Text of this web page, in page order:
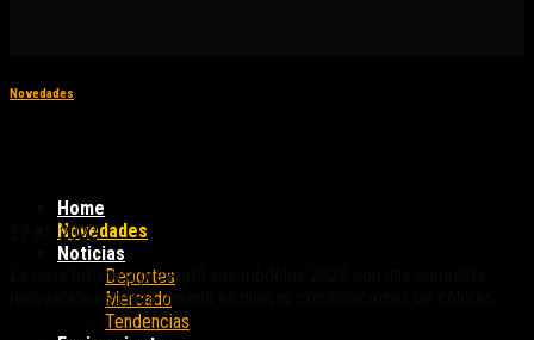
Home
Novedades
Noticias
Deportes
Mercado
Tendencias
Novedades
27-05-2022
La casa británica presentó sus modelos 2023 con una completa
renovación estética basada en nuevas combinaciones de colores.